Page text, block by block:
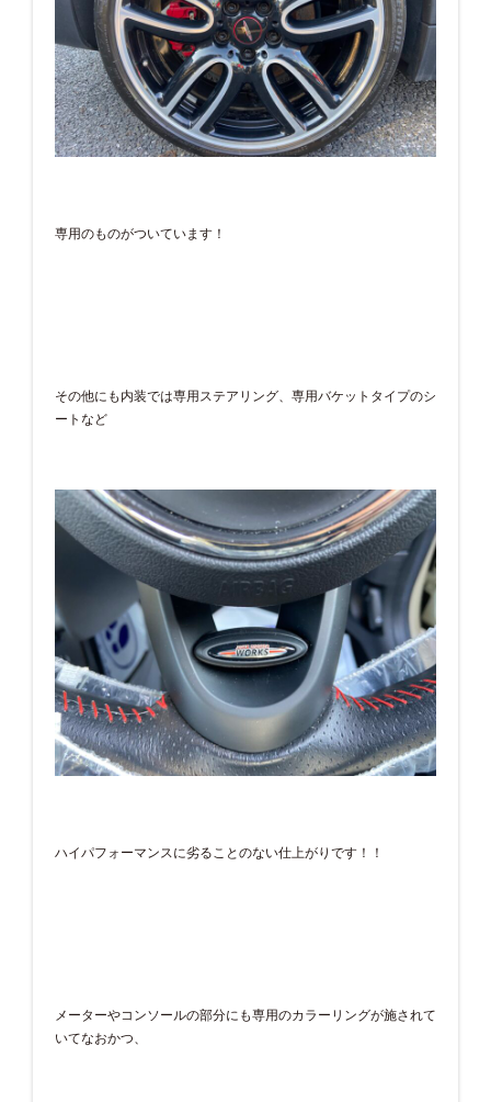
専用のものがついています！
その他にも内装では専用ステアリング、専用バケットタイプのシ
ートなど
ハイパフォーマンスに劣ることのない仕上がりです！！
メーターやコンソールの部分にも専用のカラーリングが施されて
いてなおかつ、